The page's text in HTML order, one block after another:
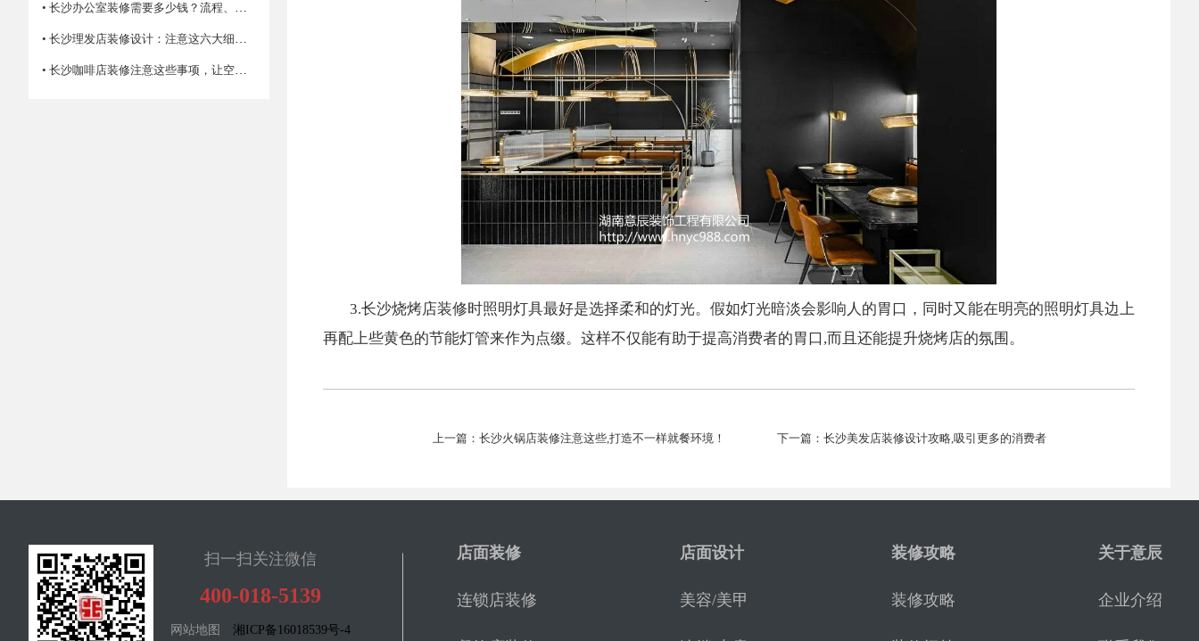
• 长沙办公室装修需要多少钱？流程、材料、风格及注意事项详解
• 长沙理发店装修设计：注意这六大细节让生意更红火！
• 长沙咖啡店装修注意这些事项，让空间更有新鲜感与活力！
3.长沙烧烤店装修时照明灯具最好是选择柔和的灯光。假如灯光暗淡会影响人的胃口，同时又能在明亮的照明灯具边上
再配上些黄色的节能灯管来作为点缀。这样不仅能有助于提高消费者的胃口,而且还能提升烧烤店的氛围。
上一篇：长沙火锅店装修注意这些,打造不一样就餐环境！ 下一篇：长沙美发店装修设计攻略,吸引更多的消费者
扫一扫关注微信
400-018-5139
网站地图 湘ICP备16018539号-4
店面装修
连锁店装修
店面设计
美容/美甲
装修攻略
装修攻略
关于意辰
企业介绍